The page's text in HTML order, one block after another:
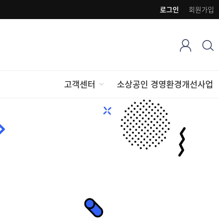
회원가입
로그인
고객센터 소상공인 경영환경개선사업